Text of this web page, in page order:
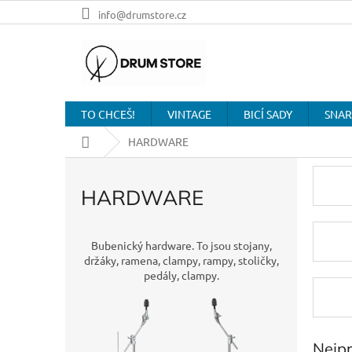
na
info@drumstore.cz
TO CHCEŠ! VINTAGE BICÍ SADY
Domů
HARDWARE
HARDWARE
Bubenický hardware. To jsou stojany,
držáky, ramena, clampy, rampy, stoličky,
pedály, clampy.